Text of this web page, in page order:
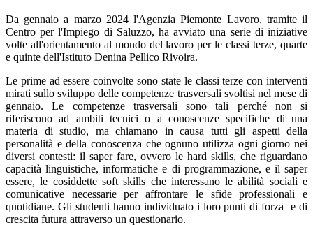
Da gennaio a marzo 2024 l'Agenzia Piemonte Lavoro, tramite il
Centro per l'Impiego di Saluzzo, ha avviato una serie di iniziative
volte all'orientamento al mondo del lavoro per le classi terze, quarte
e quinte dell'Istituto Denina Pellico Rivoira.
Le prime ad essere coinvolte sono state le classi terze con interventi
mirati sullo sviluppo delle competenze trasversali svoltisi nel mese di
gennaio. Le competenze trasversali sono tali perché non si
riferiscono ad ambiti tecnici o a conoscenze specifiche di una
materia di studio, ma chiamano in causa tutti gli aspetti della
personalità e della conoscenza che ognuno utilizza ogni giorno nei
diversi contesti: il saper fare, ovvero le hard skills, che riguardano
capacità linguistiche, informatiche e di programmazione, e il saper
essere, le cosiddette soft skills che interessano le abilità sociali e
comunicative necessarie per affrontare le sfide professionali e
quotidiane. Gli studenti hanno individuato i loro punti di forza e di
crescita futura attraverso un questionario.